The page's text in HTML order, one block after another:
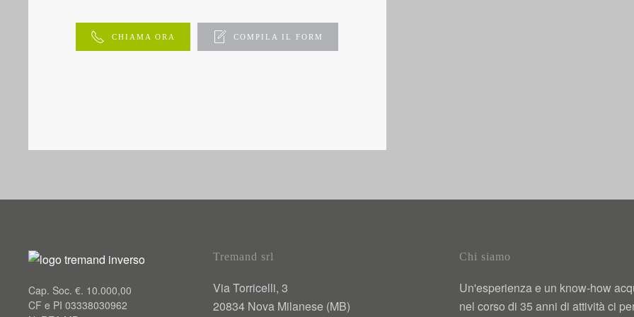
CHIAMA ORA COMPILA IL FORM
Cap. Soc. €. 10.000,00
CF e PI 03338030962
Tremand srl
Via Torricelli, 3
20834 Nova Milanese (MB)
Chi siamo
Un'esperienza e un know-how
nel corso di 35 anni di attività ci